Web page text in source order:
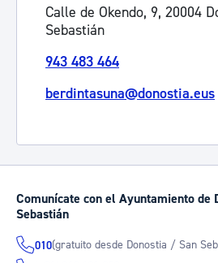
Calle de Okendo, 9, 20004
Sebastián
943 483 464
berdintasuna@donostia.eus
Comunícate con el Ayuntamiento de
Sebastián
010(gratuito desde Donostia / San